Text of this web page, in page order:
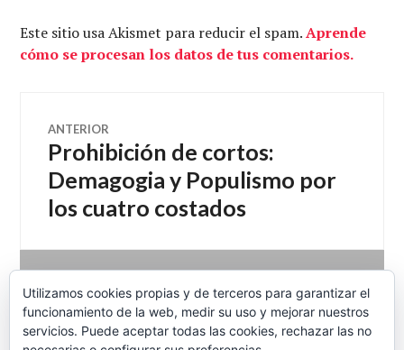
Este sitio usa Akismet para reducir el spam.Aprende
cómo se procesan los datos de tus comentarios.
Navegación
de
entradas
ANTERIOR
Entrada
anterior:
Prohibición de cortos:
Demagogia y Populismo por
los cuatro costados
SIGUIENTE
Entrada
siguiente:
Economía Directa 26-07-
2012 Rescatados al rescate
Utilizamos cookies propias y de terceros para garantizar el
funcionamiento de la web, medir su uso y mejorar nuestros
servicios. Puede aceptar todas las cookies, rechazar las no